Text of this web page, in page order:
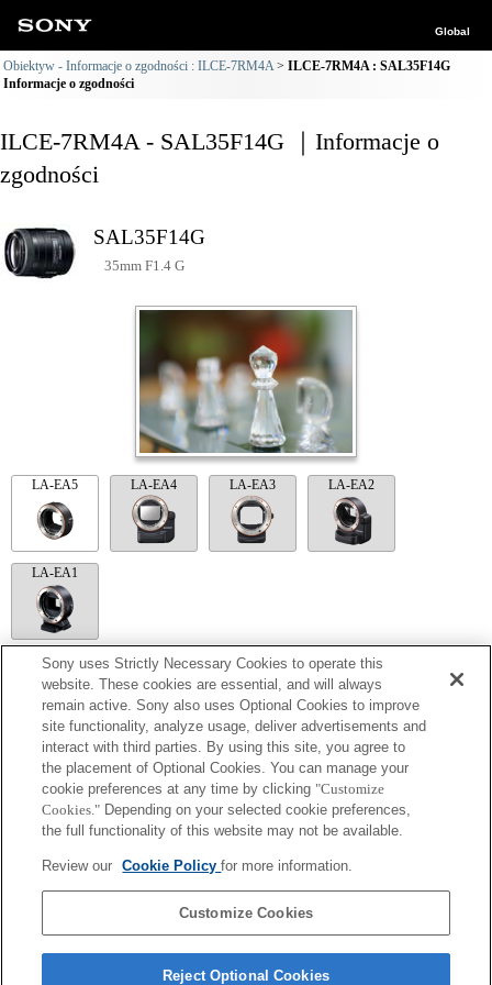
Global
Obiektyw - Informacje o zgodności : ILCE-7RM4A
ILCE-7RM4A : SAL35F14G
Informacje o zgodności
ILCE-7RM4A - SAL35F14G ｜Informacje o
zgodności
SAL35F14G
35mm F1.4 G
LA-EA5 LA-EA4 LA-EA3 LA-EA2
LA-EA1
LA-EA5
Dostępne z adapterem gniazda obiektywu.
Outside the A (Aperture priority), S (Shutter priority), and M (Manual) modes, the
shutter speed and the aperture can not be adjusted during the movie recording.
W przypadku obiektywu z mocowaniem A korzystającego z adaptera gniazda
obiektywu funkcja MF Assist [Wspomaganie MF] nie działa automatycznie po
obróceniu pierścienia ostrości. Można powiększyć obraz przez wybranie funkcji
Focus Magnifier [Zwiększenie ostrości] lub MF Assist [Wspomaganie MF] dla
dowolnego przycisku w obszarze "Custom Key Settings" [Główne ustawienia
Podczas wykonywania zdjęć seryjnych w trybie Hi+, Hi lub Mid przy trybie ostrości
ustawionym na AF-C szybkość wykonywania zdjęć seryjnych może ulec
Sony uses Strictly Necessary Cookies to operate this
website. These cookies are essential, and will always
remain active. Sony also uses Optional Cookies to improve
site functionality, analyze usage, deliver advertisements and
interact with third parties. By using this site, you agree to
the placement of Optional Cookies. You can manage your
cookie preferences at any time by clicking "Customize
Cookies." Depending on your selected cookie preferences,
the full functionality of this website may not be available.
Review our Cookie Policyfor more information.
Customize Cookies
Reject Optional Cookies